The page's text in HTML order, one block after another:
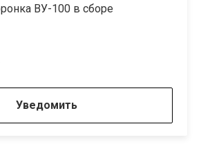
ВУ-100 в сборе
Уведомить